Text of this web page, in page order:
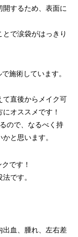
開するため、表面に
で涙袋がはっきり
施術しています。
て直後からメイク可
オススメです！
ので、なるべく持
と思います。
です！
です。
出血、腫れ、左右差